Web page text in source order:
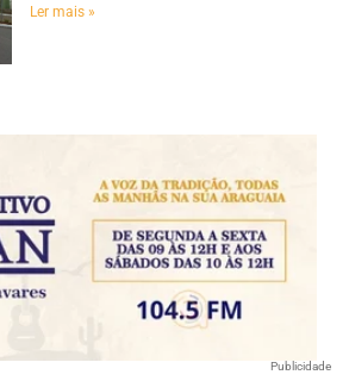
Ler mais »
Publicidade